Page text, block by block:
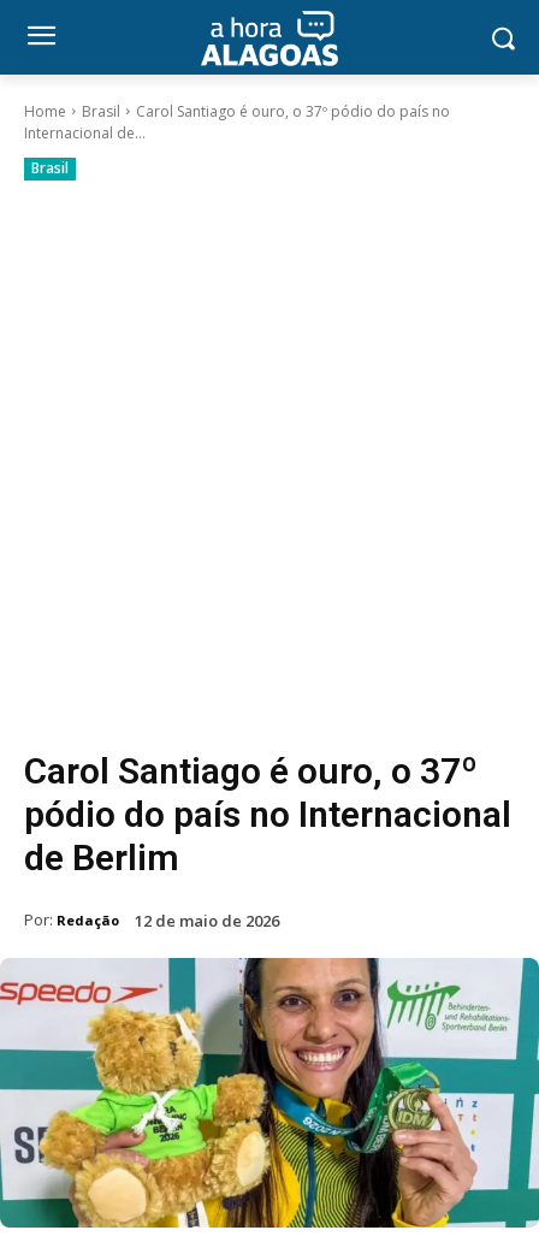
Home Brasil
Carol Santiago é ouro, o 37º pódio do país no
Internacional de...
Brasil
Carol Santiago é ouro, o 37º
pódio do país no Internacional
de Berlim
Por: Redação 12 de maio de 2026